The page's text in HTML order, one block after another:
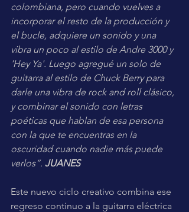
colombiana, pero cuando vuelves a
incorporar el resto de la producción y
el bucle, adquiere un sonido y una
vibra un poco al estilo de Andre 3000 y
'Hey Ya'. Luego agregué un solo de
guitarra al estilo de Chuck Berry para
darle una vibra de rock and roll clásico,
y combinar el sonido con letras
poéticas que hablan de esa persona
con la que te encuentras en la
oscuridad cuando nadie más puede
verlos”. JUANES
Este nuevo ciclo creativo combina ese
regreso continuo a la guitarra eléctrica